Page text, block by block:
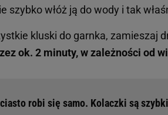
szybko włóż ją do wody i tak
kluski do garnka, zamieszaj
ok. 2 minuty, w zależności od
robi się samo. Kolaczki są